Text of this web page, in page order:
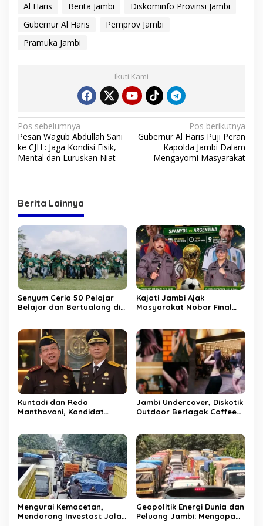
Al Haris Berita Jambi
Diskominfo Provinsi Jambi
Gubernur Al Haris
Pemprov Jambi
Pramuka Jambi
Ikuti Kami
N
a
v
g
a
s
i
p
o
s
Pos sebelumnya
Pesan Wagub Abdullah Sani
ke CJH : Jaga Kondisi Fisik,
Mental dan Luruskan Niat
Pos berikutnya
Gubernur Al Haris Puji Peran
Kapolda Jambi Dalam
Mengayomi Masyarakat
Berita Lainnya
Senyum Ceria 50 Pelajar
Belajar dan Bertualang di
Kajati Jambi Ajak
Masyarakat Nobar Final
Lho”
Kuntadi dan Reda
Manthovani, Kandidat
Adhyaksa
Jambi Undercover, Diskotik
Outdoor Berlagak Coffee
Mengurai Kemacetan,
Mendorong Investasi: Jalan
Geopolitik Energi Dunia dan
Peluang Jambi: Mengapa